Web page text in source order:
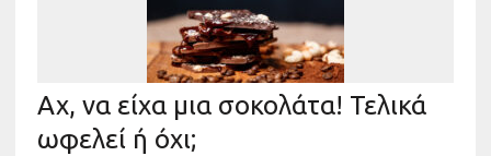
Αχ, να είχα μια σοκολάτα! Τελικά
ωφελεί ή όχι;